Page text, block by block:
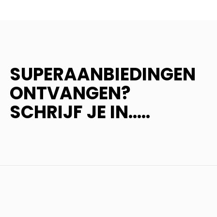
SUPERAANBIEDINGEN
ONTVANGEN?
SCHRIJF JE IN.....